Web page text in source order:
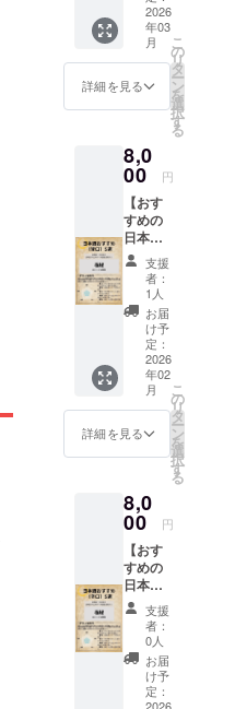
テッ
カーな
ど現地
に行か
ないと
ム 内容
量：1個
いが詰
まった
オリジ
ナル
グッズ
です。
このリ
は
15,000
円のリ
ターン
と同じ
内容に
なりま
す。 名
称：
キーホ
ルダー
やス
テッ
カーな
ど現地
に行か
ないと
ム 内容
量：1個
書道
アー
ティス
ト山内
果奈さ
んによ
る直筆
作品を
お届け
しま
す。 迫
力のあ
る大き
な作品
でこの
旅への
想いを
込めて
作成し
ていた
だきま
した！
限定一
点限り
す！！
名称：
額入り
書作品
内容
量：1点
2026
年03
月
詳細を見る
こ
の
リ
タ
ー
ン
を
選
択
す
る
8,0
00 円
【おす
すめの
日本酒5
選「甘
口
編」】
おすす
めの日
本酒5選
のリス
トとそ
れぞれ
のお酒
につ
き、内
田智也
と偏見
でつく
る評価
チャー
トを
PDF
データ
でお届
けしま
す。
支援
者：
1人
お届
け予
定：
2026
年02
月
詳細を見る
こ
の
リ
タ
ー
ン
を
選
択
す
る
8,0
00 円
【おす
すめの
日本酒5
選「辛
口
編」】
おすす
めの日
本酒5選
支援
者：
0人
お届
け予
定：
2026